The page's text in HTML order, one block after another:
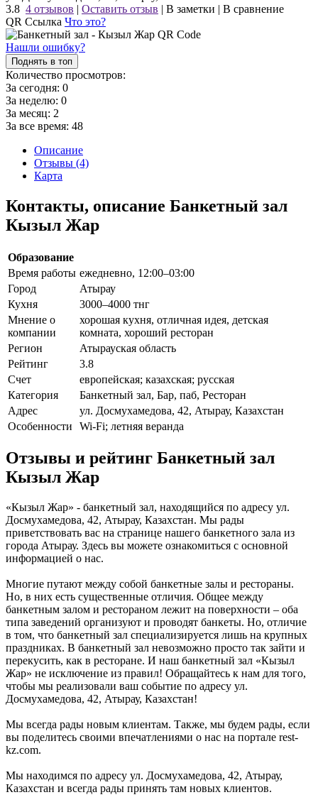
3.8 4 отзывов | Оставить отзыв | В заметки | В сравнение
QR Ссылка Что это?
Нашли ошибку?
Поднять в топ
Количество просмотров:
За сегодня: 0
За неделю: 0
За месяц: 2
За все время: 48
Описание
Отзывы (4)
Карта
Контакты, описание Банкетный зал
Кызыл Жар
Образование
Время работы ежедневно, 12:00–03:00
Город
Атырау
Кухня
3000–4000 тнг
Мнение о
компании
хорошая кухня, отличная идея, детская
комната, хороший ресторан
Регион
Атырауская область
Рейтинг
3.8
Счет
европейская; казахская; русская
Категория
Банкетный зал, Бар, паб, Ресторан
Адрес
ул. Досмухамедова, 42, Атырау, Казахстан
Особенности
Wi-Fi; летняя веранда
Отзывы и рейтинг Банкетный зал
Кызыл Жар
«Кызыл Жар» - банкетный зал, находящийся по адресу ул.
Досмухамедова, 42, Атырау, Казахстан. Мы рады
приветствовать вас на странице нашего банкетного зала из
города Атырау. Здесь вы можете ознакомиться с основной
информацией о нас.
Многие путают между собой банкетные залы и рестораны.
Но, в них есть существенные отличия. Общее между
банкетным залом и рестораном лежит на поверхности – оба
типа заведений организуют и проводят банкеты. Но, отличие
в том, что банкетный зал специализируется лишь на крупных
праздниках. В банкетный зал невозможно просто так зайти и
перекусить, как в ресторане. И наш банкетный зал «Кызыл
Жар» не исключение из правил! Обращайтесь к нам для того,
чтобы мы реализовали ваш событие по адресу ул.
Досмухамедова, 42, Атырау, Казахстан!
Мы всегда рады новым клиентам. Также, мы будем рады, если
вы поделитесь своими впечатлениями о нас на портале rest-
kz.com.
Мы находимся по адресу ул. Досмухамедова, 42, Атырау,
Казахстан и всегда рады принять там новых клиентов.